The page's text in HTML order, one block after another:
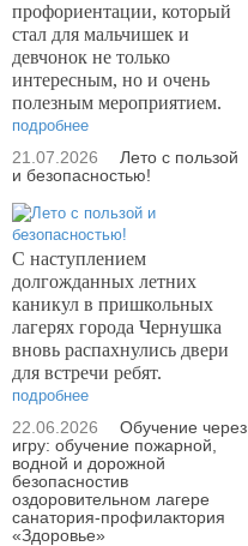
профориентации, который
стал для мальчишек и
девчонок не только
интересным, но и очень
полезным мероприятием.
подробнее
21.07.2026
Лето с пользой
и безопасностью!
С наступлением
долгожданных летних
каникул в пришкольных
лагерях города Чернушка
вновь распахнулись двери
для встречи ребят.
подробнее
22.06.2026
Обучение через
игру: обучение пожарной,
водной и дорожной
безопасностив
оздоровительном лагере
санатория-профилактория
«Здоровье»